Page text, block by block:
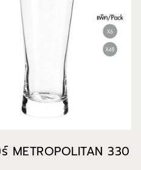
METROPOLITAN 330